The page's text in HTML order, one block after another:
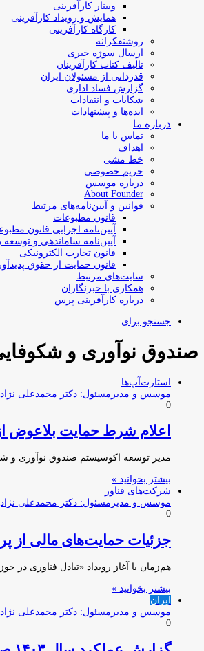
وبینار کارآفرینی
همایش و رویداد کارآفرینی
کارگاه کارآفرینی
روشنفکرانه
ارسال سوژه‌ خبری
تالیف کتاب کارآفرینان
قدردانی از مسئولان ایران
گزارش فساد اداری
شکایات و انتقادات
ایده‌ها و پیشنهادات
درباره ما
تماس با ما
اهداف
خط مشی
حریم خصوصی
درباره موسس
About Founder
قوانین و آیین‌نامه‌های مرتبط
‌قانون مطبوعات
آیین‌نامه اجرایی قانون
آیین‌نامه سامان­دهی و
قانون تجارت الکترونیکی
قانون حمایت از حقوق
سایت‌های مرتبط
همکاری با خبرنگاران
درباره کارآفرینی پرس
جستجو برای
صندوق نوآوری و
استارت‌آپ‌ها
موسس و مدیرمسئول: دکتر محمدعلی
0
اعلام شرط حمایت
مدیر توسعه اکوسیستم صندوق نوآوری
بیشتر بخوانید »
شرکت‌های فناور
موسس و مدیرمسئول: دکتر محمدعلی
0
جزئیات حمایت‌های مالی از
هم‌زمان با آغاز رویداد «تبادل فناوری
بیشتر بخوانید »
ایران
موسس و مدیرمسئول: دکتر محمدعلی
0